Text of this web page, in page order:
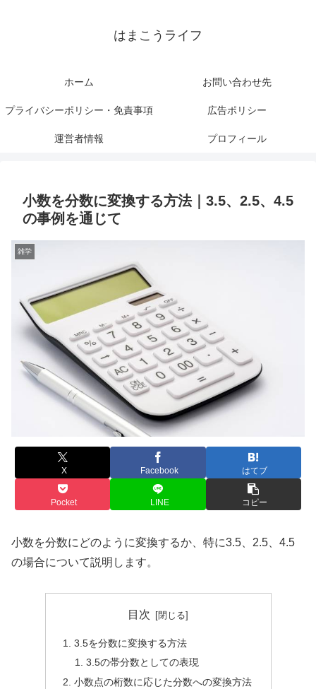
はまこうライフ
ホーム お問い合わせ先
プライバシーポリシー・免責事項 広告ポリシー
運営者情報 プロフィール
小数を分数に変換する方法｜3.5、2.5、4.5
の事例を通じて
雑学
X Facebook はてブ
Pocket LINE コピー
小数を分数にどのように変換するか、特に3.5、2.5、4.5
の場合について説明します。
目次
3.5を分数に変換する方法
3.5の帯分数としての表現
小数点の桁数に応じた分数への変換方法